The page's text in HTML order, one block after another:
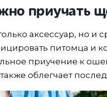
приучать
аксессуар, но и
питомца и
приучение к
облегчает